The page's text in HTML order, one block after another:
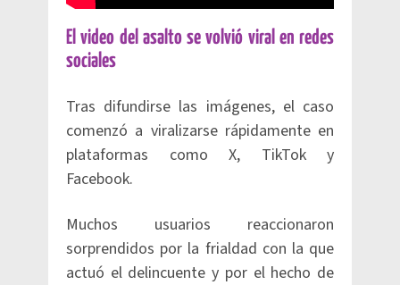
El video del asalto se volvió viral en redes
sociales
Tras difundirse las imágenes, el caso
comenzó a viralizarse rápidamente en
plataformas como X, TikTok y
Facebook.
Muchos usuarios reaccionaron
sorprendidos por la frialdad con la que
actuó el delincuente y por el hecho de